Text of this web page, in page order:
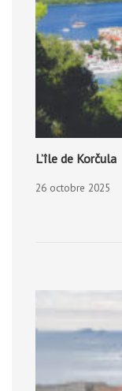
L’île de Korčula
26 octobre 2025